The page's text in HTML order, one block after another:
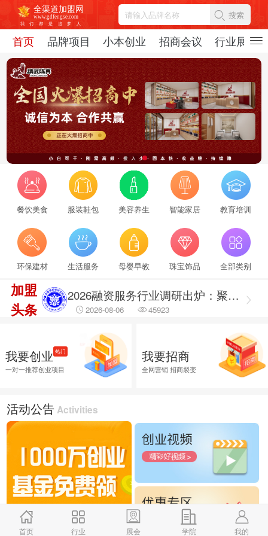
全渠道加盟网
www.gdfengse.com
我
们 都 是 追 梦 人
搜索
首页 品牌项目 小本创业 招商会议 行业展会
首页 行业 展会 学院 我的
餐饮美食 服装鞋包 美容养生 智能家居 教育培训
环保建材 生活服务 母婴早教 珠宝饰品 全部类别
加盟
头条
2026-08-06
2026招商服务风向标：盘点全国头部机构与实战派专家
2026-08-06 14832
2026融资服务行业调研出炉：聚焦合规治理 筑牢企业融资安全防线
2026-08-06 45923
2026融资服务行业调研：破解供需错位难题 提升企业融资落地效能
2026-08-06
2026企业招商外包服务首选推荐，全渠道商学研究院
我要创业 热门
一对一推荐创业项目
我要招商
全网营销 招商裂变
活动公告 Activities